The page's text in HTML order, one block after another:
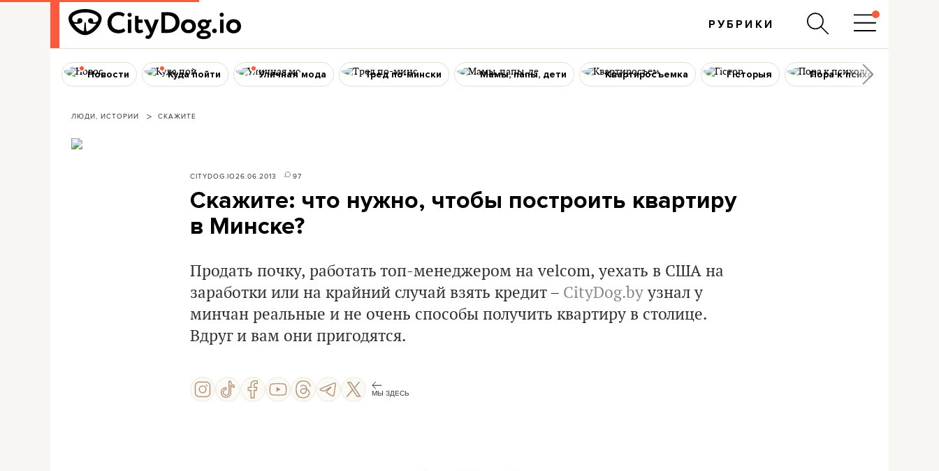
РУБРИКИ
Новости Куда пойти Уличная мода Тред по-мински Мамы, папы, дети Квартиросъемка Гісторыя Пора к психологу
ЛЮДИ, ИСТОРИИ СКАЖИТЕ
CITYDOG.IO26.06.2013 97
Скажите: что нужно, чтобы построить квартиру
в Минске?
Продать почку, работать топ-менеджером на velcom, уехать в США на
заработки или на крайний случай взять кредит – СityDog.byузнал у
минчан реальные и не очень способы получить квартиру в столице.
Вдруг и вам они пригодятся.
МЫ ЗДЕСЬ